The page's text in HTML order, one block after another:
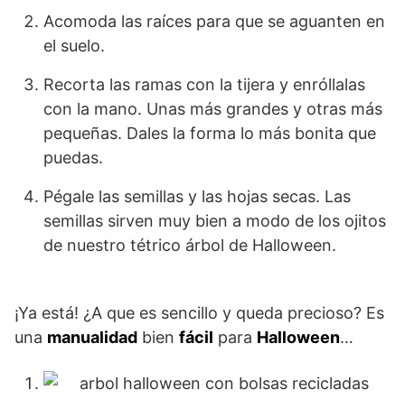
Acomoda las raíces para que se aguanten en
el suelo.
Recorta las ramas con la tijera y enróllalas
con la mano. Unas más grandes y otras más
pequeñas. Dales la forma lo más bonita que
puedas.
Pégale las semillas y las hojas secas. Las
semillas sirven muy bien a modo de los ojitos
de nuestro tétrico árbol de Halloween.
¡Ya está! ¿A que es sencillo y queda precioso? Es
una manualidad bien fácil para Halloween…